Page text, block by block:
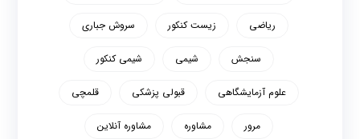
ریاضی زیست کنکور سروش جباری
سنجش شیمی شیمی کنکور
علوم آزمایشگاهی قبولی پزشکی قلمچی
مرور مشاوره مشاوره آنلاین